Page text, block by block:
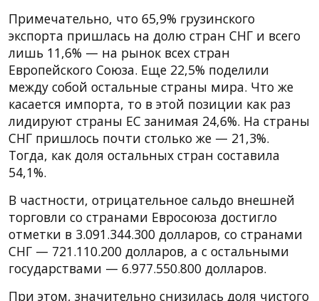
Примечательно, что 65,9% грузинского
экспорта пришлась на долю стран СНГ и всего
лишь 11,6% — на рынок всех стран
Европейского Союза. Еще 22,5% поделили
между собой остальные страны мира. Что же
касается импорта, то в этой позиции как раз
лидируют страны ЕС занимая 24,6%. На страны
СНГ пришлось почти столько же — 21,3%.
Тогда, как доля остальных стран составила
54,1%.
В частности, отрицательное сальдо внешней
торговли со странами Евросоюза достигло
отметки в 3.091.344.300 долларов, со странами
СНГ — 721.110.200 долларов, а с остальными
государствами — 6.977.550.800 долларов.
При этом, значительно снизилась доля чистого